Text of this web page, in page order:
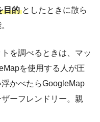
目的としたときに散ら
を調べるときは、マッ
を使用する人が圧
かべたらGoogleMap
ーフレンドリー。親